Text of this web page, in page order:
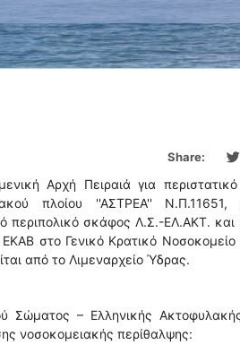
Share:
Αρχή Πειραιά για
πλοίου ''ΑΣΤΡΕΑ'' Ν.Π.11651,
περιπολικό σκάφος Λ.Σ.-ΕΛ.ΑΚΤ.
στο Γενικό Κρατικό Νοσοκομείο
από το Λιμεναρχείο Ύδρας.
Σώματος – Ελληνικής
νοσοκομειακής περίθαλψης: